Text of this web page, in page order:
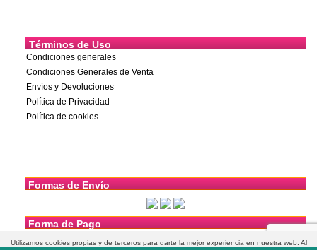
Términos de Uso
Condiciones generales
Condiciones Generales de Venta
Envíos y Devoluciones
Política de Privacidad
Política de cookies
Formas de Envío
Forma de Pago
Utilizamos cookies propias y de terceros para darte la mejor experiencia en nuestra web. Al